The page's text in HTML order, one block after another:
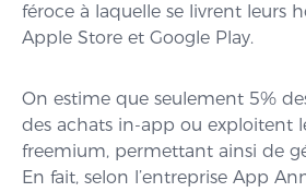
féroce à laquelle se livrent leurs
Apple Store et Google Play.
On estime que seulement 5%
des achats in-app ou exploitent
freemium, permettant ainsi de
En fait, selon l’entreprise App